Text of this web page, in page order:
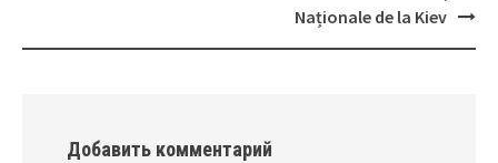
Naționale de la Kiev
Добавить комментарий